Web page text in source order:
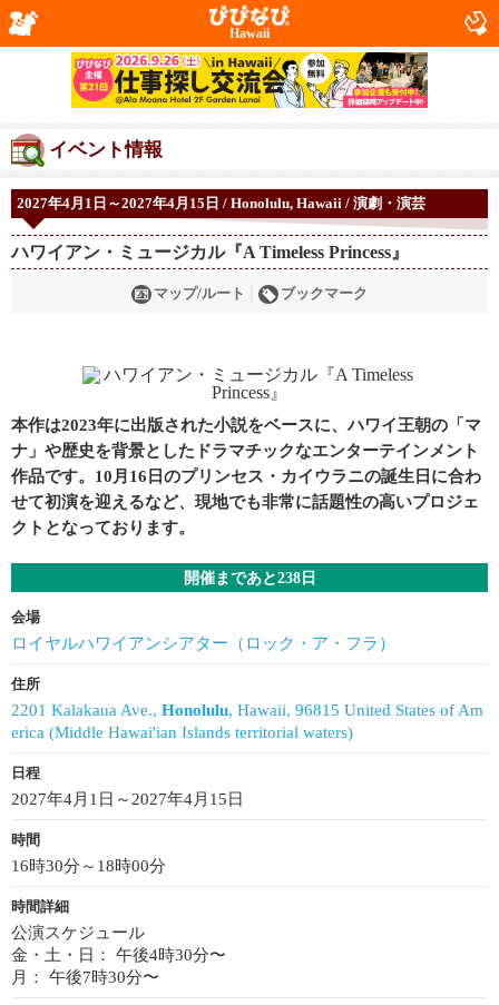
Hawaii
イベント情報
2027年4月1日～2027年4月15日 / Honolulu, Hawaii / 演劇・演芸
ハワイアン・ミュージカル『A Timeless Princess』
マップ/ルート ブックマーク
本作は2023年に出版された小説をベースに、ハワイ王朝の「マ
ナ」や歴史を背景としたドラマチックなエンターテインメント
作品です。10月16日のプリンセス・カイウラニの誕生日に合わ
せて初演を迎えるなど、現地でも非常に話題性の高いプロジェ
クトとなっております。
開催まであと238日
会場
ロイヤルハワイアンシアター（ロック・ア・フラ）
住所
2201 Kalakaua Ave., Honolulu, Hawaii, 96815 United States of Am
erica (Middle Hawai'ian Islands territorial waters)
日程
2027年4月1日～2027年4月15日
時間
16時30分～18時00分
時間詳細
公演スケジュール
金・土・日： 午後4時30分〜
月： 午後7時30分〜